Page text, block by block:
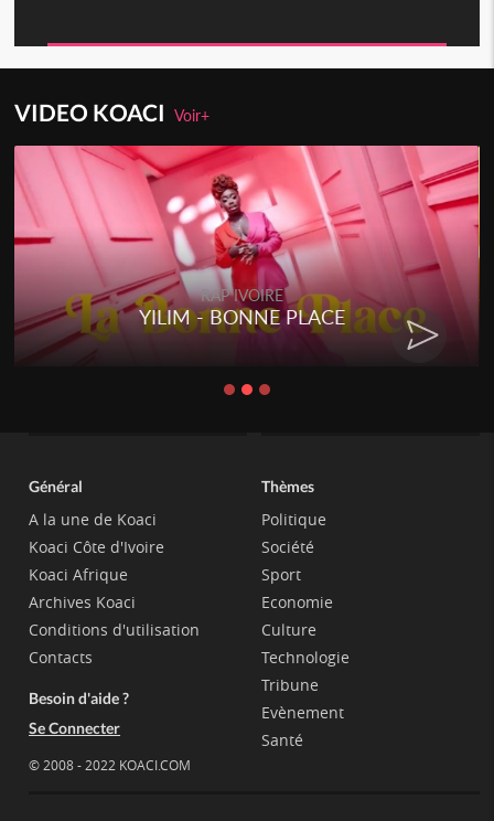
VIDEO KOACIVoir+
RAP IVOIRE
YILIM - BONNE PLACE
Général
A la une de Koaci
Koaci Côte d'Ivoire
Koaci Afrique
Archives Koaci
Conditions d'utilisation
Contacts
Besoin d'aide ?
Se Connecter
© 2008 - 2022 KOACI.COM
Thèmes
Politique
Société
Sport
Economie
Culture
Technologie
Tribune
Evènement
Santé